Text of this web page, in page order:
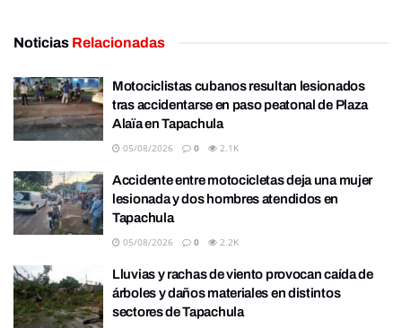
Noticias Relacionadas
Motociclistas cubanos resultan lesionados
tras accidentarse en paso peatonal de Plaza
Alaïa en Tapachula
05/08/2026 0 2.1K
Accidente entre motocicletas deja una mujer
lesionada y dos hombres atendidos en
Tapachula
05/08/2026 0 2.2K
Lluvias y rachas de viento provocan caída de
árboles y daños materiales en distintos
sectores de Tapachula